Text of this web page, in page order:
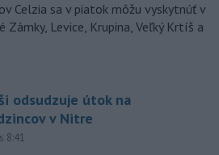
Celzia sa v piatok môžu vyskytnúť v
Zámky, Levice, Krupina, Veľký Krtíš a
odsudzuje útok na
v Nitre
8:41